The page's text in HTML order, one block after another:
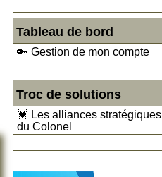
Tableau de bord
🔑 Gestion de mon compte
Troc de solutions
💓 Les alliances stratégiques
du Colonel